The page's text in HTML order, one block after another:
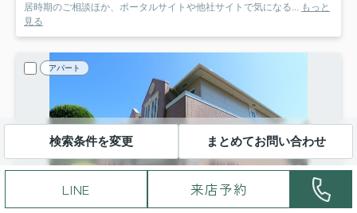
居時期のご相談ほか、ポータルサイトや他社サイトで気になる... もっと
見る
アパート
検索条件を変更 まとめてお問い合わせ
LINE 来店予約